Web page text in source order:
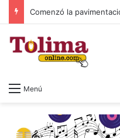
Menú